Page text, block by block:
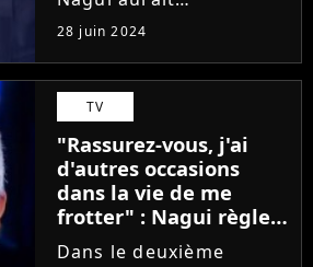
production (faussant le
parcours d'une
candidate)
probablement aimé ne
jamais connaître. Ce
jeudi 27 juin 2024,
l'animateur de N'oubliez
pas les paroles (France
2) a révélé qu'une
erreur avait...
28 juin 2024
TV
"Rassurez-vous, j'ai
d'autres occasions
dans la vie de me
frotter" : Nagui règle
ses comptes dans
Dans le deuxième